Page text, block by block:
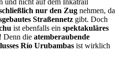
nur den Zug nehmen, da
Straßennetz gibt. Doch
ist ebenfalls ein spektakuläres
Denn die atemberaubende
Río Urubambas ist wirklich